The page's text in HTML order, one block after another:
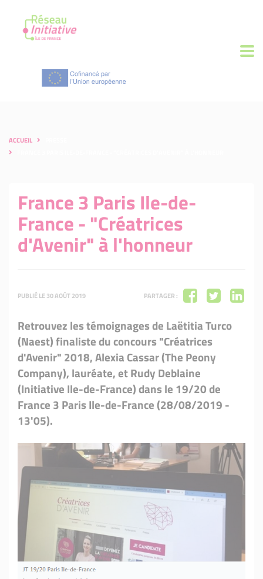
ACCUEIL
France 3 Paris Ile-de-
France - "Créatrices
d'Avenir" à l'honneur
PUBLIÉ LE 30 AOÛT 2019 PARTAGER :
Retrouvez les témoignages de Laëtitia Turco
(Naest) finaliste du concours "Créatrices
d'Avenir" 2018, Alexia Cassar (The Peony
Company), lauréate, et Rudy Deblaine
(Initiative Ile-de-France) dans le 19/20 de
France 3 Paris Ile-de-France (28/08/2019 -
13'05).